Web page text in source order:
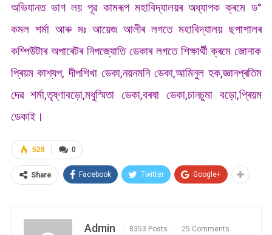
অভিযানত ভাগ লয় পূৱ কামৰূপ মহাবিদ্যালয়ৰ অধ্যাপক ক্ৰমে ড°
কমল শৰ্মা আৰু মঃ আয়েজ আলীৰ লগতে মহাবিদ্যালয় ছপাশালৰ
কম্পিউটাৰ অপাৰেটৰ নিপজ্যোতি ডেকাৰ লগতে শিক্ষাৰ্থী ক্ৰমে জোনাক
প্ৰিয়ম কাশ্যপ, দীপশিখা ডেকা,নয়নমনি ডেকা,আমিনুল হক,জ্ঞানপ্ৰতিম
দেৱ শৰ্মা,তৃষ্ণাবড়ো,মধুস্মিতা ডেকা,বৰষা ডেকা,চানচুমা বড়ো,প্ৰিয়ম
ডেকাই।
0
528
Share Facebook Twitter Google+
Admin 8353 Posts 25 Comments